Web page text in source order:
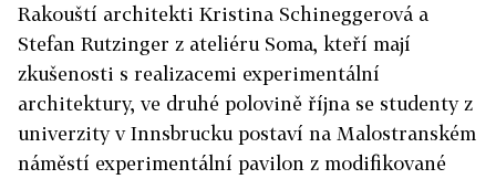
Rakouští architekti Kristina Schineggerová a
Stefan Rutzinger z ateliéru Soma, kteří mají
zkušenosti s realizacemi experimentální
architektury, ve druhé polovině října se studenty z
univerzity v Innsbrucku postaví na Malostranském
náměstí experimentální pavilon z modifikované